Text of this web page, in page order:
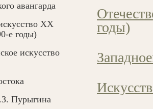
авангарда
XX
e годы)
искусство
Пурыгина
годы)